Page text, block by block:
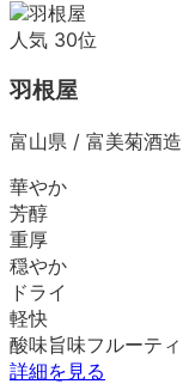
人気 30位
羽根屋
富山県 / 富美菊酒造
華やか
芳醇
重厚
穏やか
ドライ
軽快
酸味旨味フルーティ
詳細を見る